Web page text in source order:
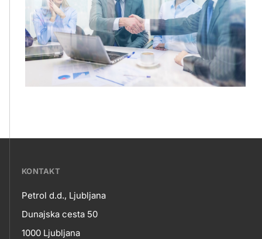
???
skupno.footer-
title???
KONTAKT
Kontakt
Petrol d.d., Ljubljana
Dunajska cesta 50
1000 Ljubljana